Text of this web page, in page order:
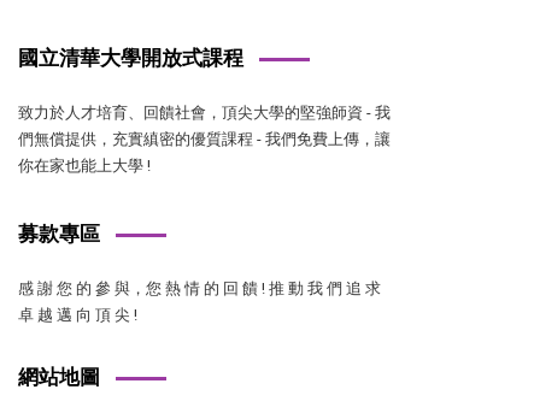
國立清華大學開放式課程
致力於人才培育、回饋社會，頂尖大學的堅強師資 - 我
們無償提供，充實縝密的優質課程 - 我們免費上傳，讓
你在家也能上大學 !
募款專區
感 謝 您 的 參 與，您 熱 情 的 回 饋 ! 推 動 我 們 追 求
卓 越 邁 向 頂 尖 !
網站地圖